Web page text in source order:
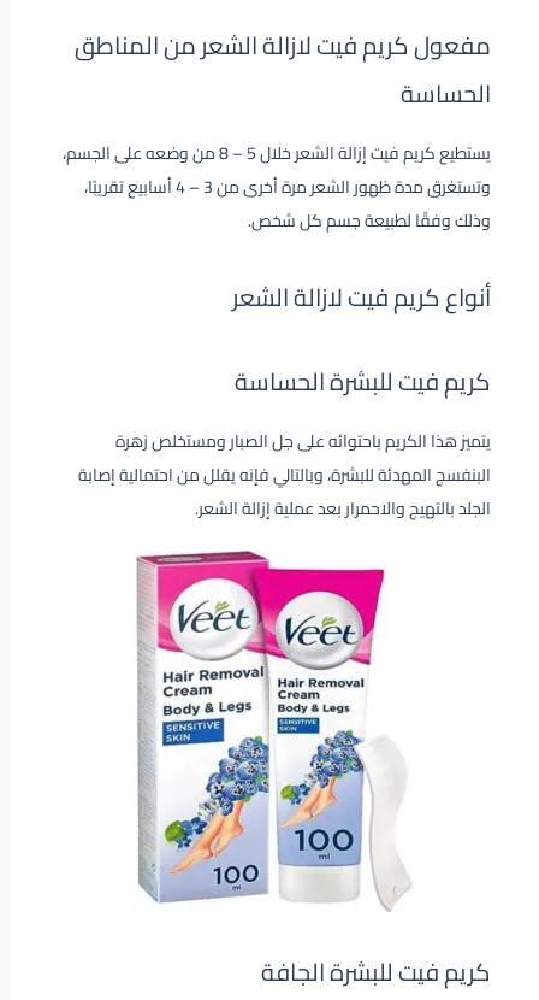
مفعول كريم فيت لازالة الشعر من المناطق
الحساسة
يستطيع كريم فيت إزالة الشعر خلال 5 – 8 من وضعه على الجسم،
وتستغرق مدة ظهور الشعر مرة أخرى من 3 – 4 أسابيع تقريبًا،
وذلك وفقًا لطبيعة جسم كل شخص.
أنواع كريم فيت لازالة الشعر
كريم فيت للبشرة الحساسة
يتميز هذا الكريم باحتوائه على جل الصبار ومستخلص زهرة
البنفسج المهدئة للبشرة، وبالتالي فإنه يقلل من احتمالية إصابة
الجلد بالتهيج والاحمرار بعد عملية إزالة الشعر.
كريم فيت للبشرة الجافة